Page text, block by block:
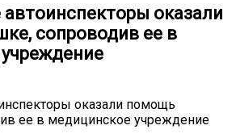
автоинспекторы оказали
сопроводив ее в
оказали помощь
ее в медицинское учреждение